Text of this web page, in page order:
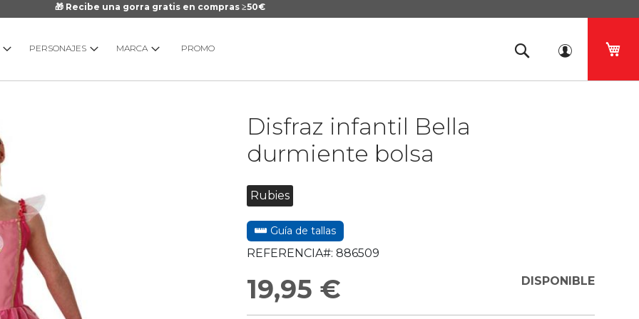
🎁 Recibe una gorra gratis en compras ≥50€
PERSONAJES MARCA PROMO
Disfraz infantil Bella
durmiente bolsa
Rubies
Guía de tallas
REFERENCIA#: 886509
19,95 € DISPONIBLE
galería
imágenes